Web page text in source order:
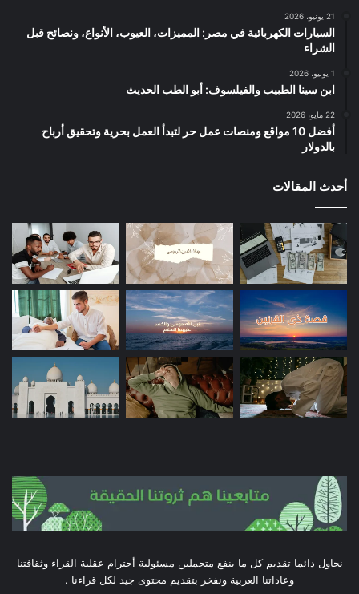
21 يونيو، 2026
السيارات الكهربائية في مصر: المميزات، العيوب، الأنواع، ونصائح قبل
الشراء
1 يونيو، 2026
ابن سينا الطبيب والفيلسوف: أبو الطب الحديث
22 مايو، 2026
أفضل 10 مواقع ومنصات عمل حر لتبدأ العمل بحرية وتحقيق أرباح
بالدولار
أحدث المقالات
نحاول دائما تقديم كل ما ينفع متحملين مسئولية أحترام عقلية القراء وثقافتنا
وعاداتنا العربية ونفخر بتقديم محتوى جيد لكل قراءنا .